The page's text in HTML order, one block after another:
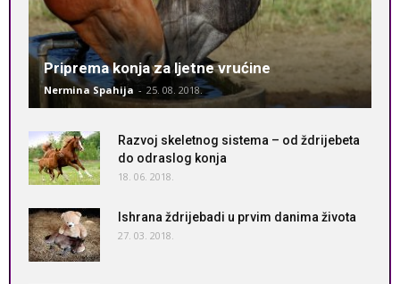
Priprema konja za ljetne vrućine
Nermina Spahija - 25. 08. 2018.
Razvoj skeletnog sistema – od ždrijebeta
do odraslog konja
18. 06. 2018.
Ishrana ždrijebadi u prvim danima života
27. 03. 2018.